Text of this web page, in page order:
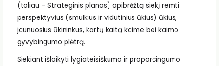
(toliau – Strateginis planas) apibrėžtą siekį remti
perspektyvius (smulkius ir vidutinius ūkius) ūkius,
jaunuosius ūkininkus, kartų kaitą kaime bei kaimo
gyvybingumo plėtrą.
Siekiant išlaikyti lygiateisiškumo ir proporcingumo